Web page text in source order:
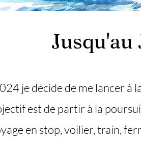
Jusqu'au
je décide de me lancer à
est de partir à la
en stop, voilier, train,